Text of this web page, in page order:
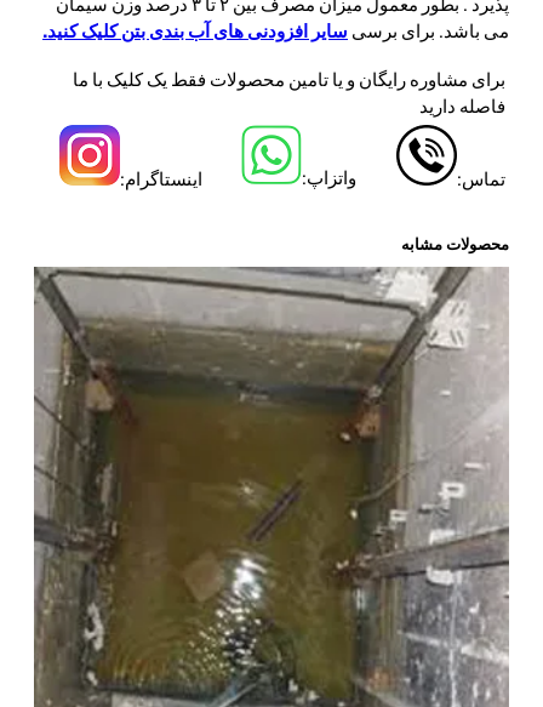
پذيرد . بطور معمول میزان مصرف بین ۲ تا ۳ درصد وزن سیمان
می باشد. برای برسی سایر افزودنی های آب بندی بتن کلیک کنید.
برای مشاوره رایگان و یا تامین محصولات فقط یک کلیک با ما
فاصله دارید
تماس: واتزاپ: اینستاگرام:
محصولات مشابه